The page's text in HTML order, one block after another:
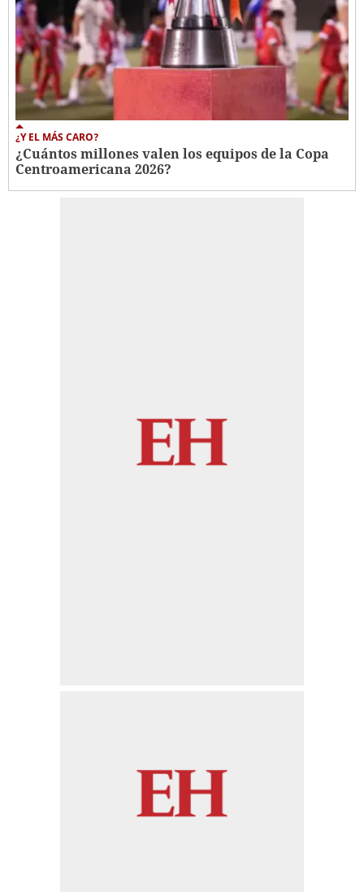
¿Y EL MÁS CARO?
¿Cuántos millones valen los equipos de la Copa
Centroamericana 2026?